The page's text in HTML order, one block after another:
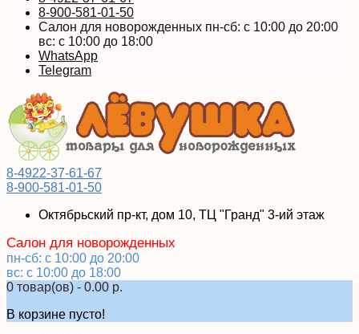
8-900-581-01-50
Салон для новорожденных пн-сб: с 10:00 до 20:00
вс: с 10:00 до 18:00
WhatsApp
Telegram
8-4922-37-61-67
8-900-581-01-50
Октябрьский пр-кт, дом 10, ТЦ "Гранд" 3-ий этаж
Салон для новорожденных
пн-сб: с 10:00 до 20:00
вс: с 10:00 до 18:00
0 товар(ов) - 0.00 р.
В корзине пусто!